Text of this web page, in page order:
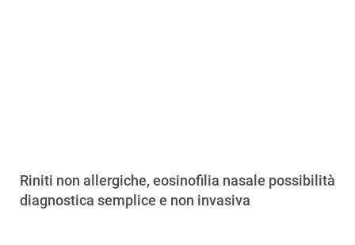
Riniti non allergiche, eosinofilia nasale possibilità
diagnostica semplice e non invasiva